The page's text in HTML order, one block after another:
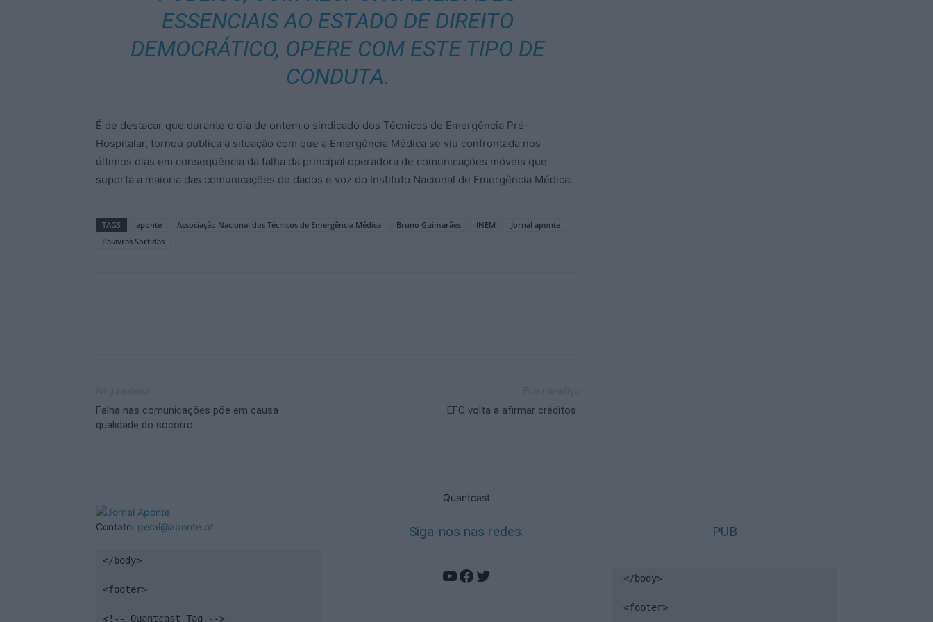
ESSENCIAIS AO ESTADO DE DIREITO
DEMOCRÁTICO, OPERE COM ESTE TIPO DE
CONDUTA.
É de destacar que durante o dia de ontem o sindicado dos Técnicos de Emergência Pré-
Hospitalar, tornou publica a situação com que a Emergência Médica se viu confrontada nos
últimos dias em consequência da falha da principal operadora de comunicações móveis que
suporta a maioria das comunicações de dados e voz do Instituto Nacional de Emergência Médica.
TAGS aponte Associação Nacional dos Técnicos de Emergência Médica Bruno Guimarães INEM
Jornal aponte
Palavras Sortidas
Falha nas comunicações põe em causa
qualidade do socorro
EFC volta a afirmar créditos
Quantcast
Contato: geral@aponte.pt
</body>
<footer>
<!-- Quantcast Tag -->
Siga-nos nas redes:
YouTube
Facebook
Twitter
PUB
</body>
<footer>